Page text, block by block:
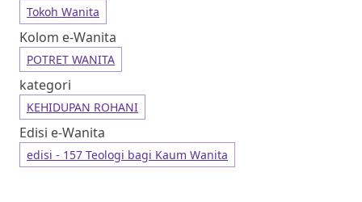
Tokoh Wanita
Kolom e-Wanita
POTRET WANITA
kategori
KEHIDUPAN ROHANI
Edisi e-Wanita
edisi - 157 Teologi bagi Kaum Wanita